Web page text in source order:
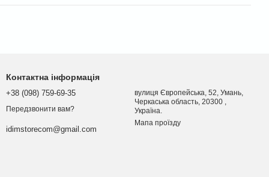
Контактна інформація
+38 (098) 759-69-35
Передзвонити вам?
idimstorecom@gmail.com
вулиця Європейська, 52, Умань,
Черкаська область, 20300 ,
Україна.
Мапа проїзду